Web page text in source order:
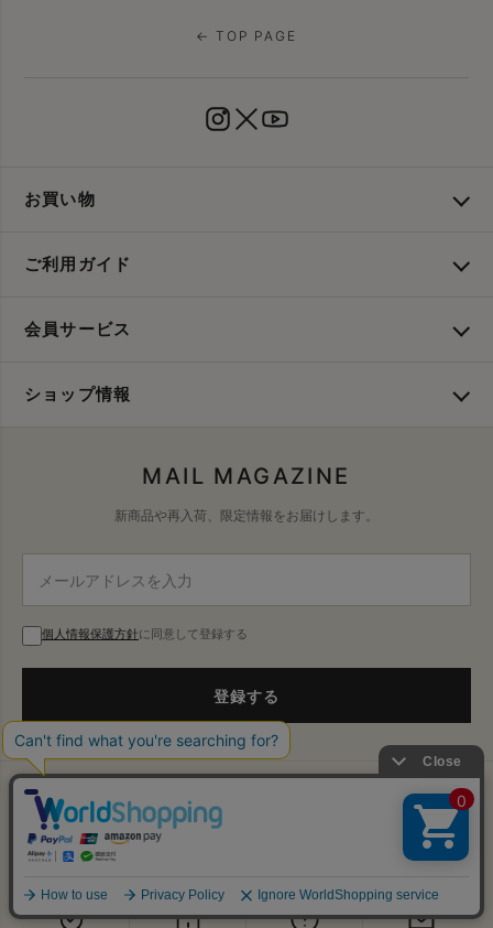
← TOP PAGE
お買い物
ご利用ガイド
会員サービス
ショップ情報
MAIL MAGAZINE
新商品や再入荷、限定情報をお届けします。
個人情報保護方針に同意して登録する
登録する
会社概要 返品・交換
↑
PAGE TOP